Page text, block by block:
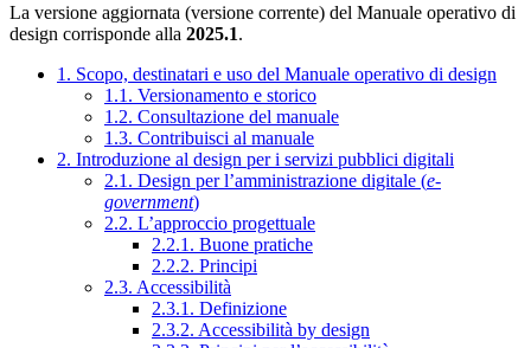
La versione aggiornata (versione corrente) del Manuale operativo di
design corrisponde alla 2025.1.
1. Scopo, destinatari e uso del Manuale operativo di design
1.1. Versionamento e storico
1.2. Consultazione del manuale
1.3. Contribuisci al manuale
2. Introduzione al design per i servizi pubblici digitali
2.1. Design per l’amministrazione digitale (e-
government)
2.2. L’approccio progettuale
2.2.1. Buone pratiche
2.2.2. Principi
2.3. Accessibilità
2.3.1. Definizione
2.3.2. Accessibilità by design